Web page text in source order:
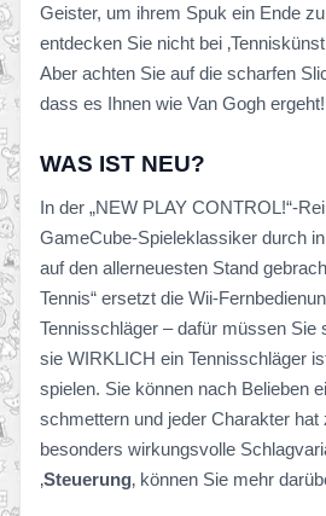
Geister, um ihrem Spuk ein Ende
entdecken Sie nicht bei
Aber achten Sie auf die scharfen
dass es Ihnen wie Van Gogh ergeht!
WAS IST NEU?
In der „NEW PLAY CONTROL!“-
GameCube-Spieleklassiker durch
auf den allerneuesten Stand
Tennis“ ersetzt die Wii-
Tennisschläger – dafür müssen Sie
sie WIRKLICH ein Tennisschläger
spielen. Sie können nach Belieben
schmettern und jeder Charakter hat
besonders wirkungsvolle
‚Steuerung‚ können Sie mehr